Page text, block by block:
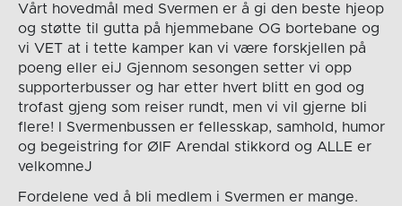
Vårt hovedmål med Svermen er å gi den beste hjeop
og støtte til gutta på hjemmebane OG bortebane og
vi VET at i tette kamper kan vi være forskjellen på
poeng eller eiJ Gjennom sesongen setter vi opp
supporterbusser og har etter hvert blitt en god og
trofast gjeng som reiser rundt, men vi vil gjerne bli
flere! I Svermenbussen er fellesskap, samhold, humor
og begeistring for ØIF Arendal stikkord og ALLE er
velkomneJ
Fordelene ved å bli medlem i Svermen er mange.